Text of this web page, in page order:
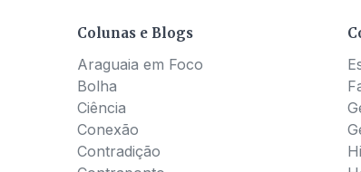
Colunas e Blogs
Araguaia em Foco
Bolha
Ciência
Conexão
Contradição